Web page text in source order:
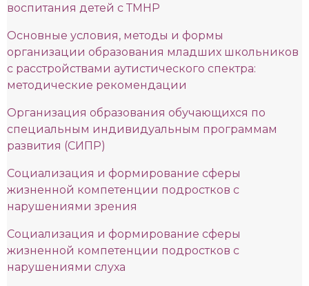
воспитания детей с ТМНР
Основные условия, методы и формы
организации образования младших школьников
с расстройствами аутистического спектра:
методические рекомендации
Организация образования обучающихся по
специальным индивидуальным программам
развития (СИПР)
Социализация и формирование сферы
жизненной компетенции подростков с
нарушениями зрения
Социализация и формирование сферы
жизненной компетенции подростков с
нарушениями слуха